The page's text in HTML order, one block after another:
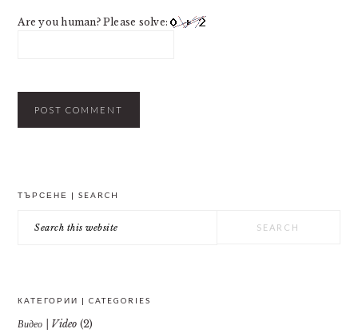
Are you human? Please solve:
ТЪРСЕНЕ | SEARCH
this
КАТЕГОРИИ | CATEGORIES
Видео | Video (2)